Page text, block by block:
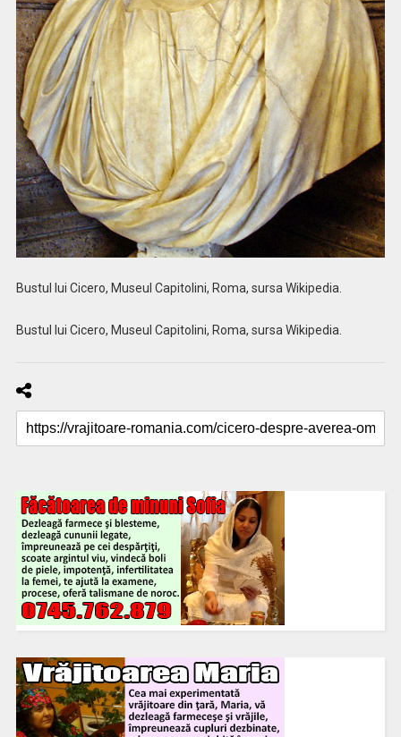
Bustul lui Cicero, Museul Capitolini, Roma, sursa Wikipedia.
Bustul lui Cicero, Museul Capitolini, Roma, sursa Wikipedia.